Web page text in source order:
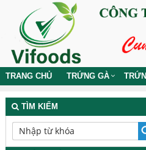
TRANG CHỦ TRỨNG GÀ
TÌM KIẾM